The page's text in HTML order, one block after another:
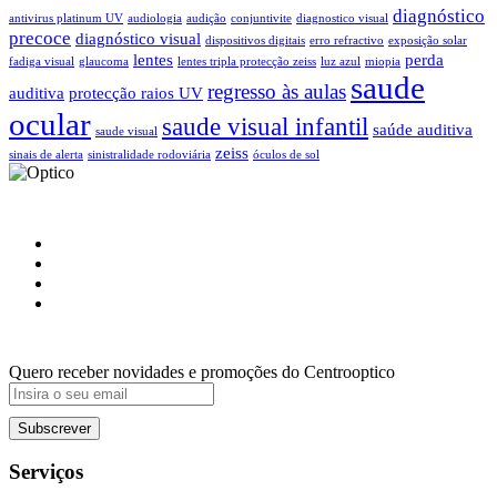
antivirus platinum UV audiologia audição conjuntivite diagnostico visual diagnóstico
precoce diagnóstico visual dispositivos digitais erro refractivo exposição solar
fadiga visual glaucoma lentes lentes tripla protecção zeiss luz azul miopia perda
auditiva protecção raios UV regresso às aulas saude
ocular saude visual saude visual infantil saúde auditiva
sinais de alerta sinistralidade rodoviária zeiss óculos de sol
Quero receber novidades e promoções do Centrooptico
Serviços